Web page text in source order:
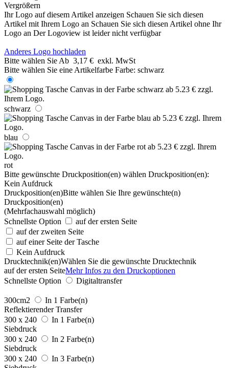
Vergrößern
Ihr Logo auf diesem Artikel anzeigen Schauen Sie sich diesen
Artikel mit Ihrem Logo an Schauen Sie sich diesen Artikel ohne Ihr
Logo an Der Logoview ist leider nicht verfügbar
Anderes Logo hochladen
Bitte wählen Sie Ab 3,17 € exkl. MwSt
Bitte wählen Sie eine Artikelfarbe Farbe: schwarz
schwarz
blau
rot
Bitte gewünschte Druckposition(en) wählen Druckposition(en):
Kein Aufdruck
Druckposition(en)Bitte wählen Sie Ihre gewünschte(n)
Druckposition(en)
(Mehrfachauswahl möglich)
Schnellste Option
auf der ersten Seite
auf der zweiten Seite
auf einer Seite der Tasche
Kein Aufdruck
Drucktechnik(en)Wählen Sie die gewünschte Drucktechnik
auf der ersten SeiteMehr Infos zu den Druckoptionen
Schnellste Option
Digitaltransfer
300cm2
In 1 Farbe(n)
Reflektierender Transfer
300 x 240
In 1 Farbe(n)
Siebdruck
300 x 240
In 2 Farbe(n)
Siebdruck
300 x 240
In 3 Farbe(n)